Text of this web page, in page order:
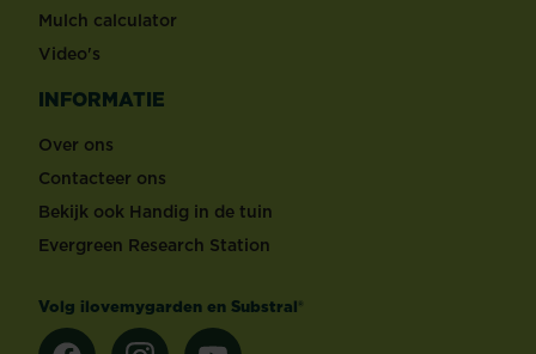
Mulch calculator
Video's
INFORMATIE
Over ons
Contacteer ons
Bekijk ook Handig in de tuin
Evergreen Research Station
Volg ilovemygarden en Substral®